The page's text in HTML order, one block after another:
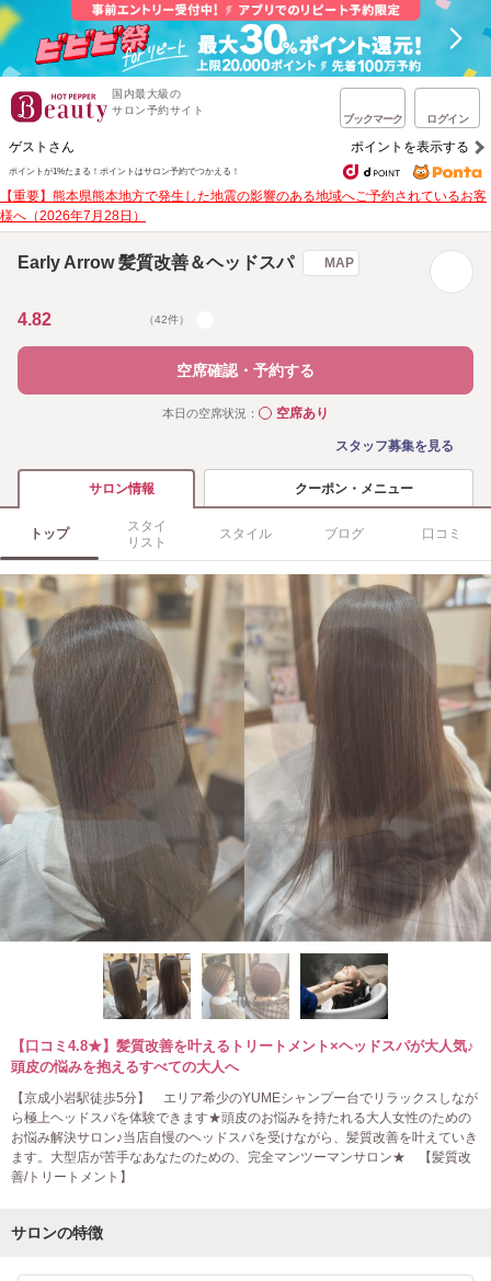
国内最大級の
サロン予約サイト
ブックマーク ログイン
ゲストさん ポイントを表示する
ポイントが1%たまる！ ポイントはサロン予約でつかえる！
【重要】熊本県熊本地方で発生した地震の影響のある地域へご予約されているお客
様へ（2026年7月28日）
Early Arrow 髪質改善＆ヘッドスパ MAP
4.82 （42件）
空席確認・予約する
本日の空席状況： ◯空席あり
スタッフ募集を見る
サロン情報 クーポン・メニュー
トップ
スタイ
リスト
スタイル ブログ 口コミ
【口コミ4.8★】髪質改善を叶えるトリートメント×ヘッドスパが大人気♪
頭皮の悩みを抱えるすべての大人へ
【京成小岩駅徒歩5分】 エリア希少のYUMEシャンプー台でリラックスしなが
ら極上ヘッドスパを体験できます★頭皮のお悩みを持たれる大人女性のための
お悩み解決サロン♪当店自慢のヘッドスパを受けながら、髪質改善を叶えていき
ます。大型店が苦手なあなたのための、完全マンツーマンサロン★ 【髪質改
善/トリートメント】
サロンの特徴